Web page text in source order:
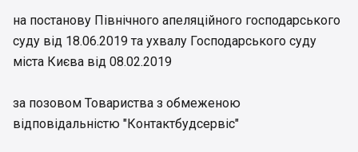
на постанову Північного апеляційного господарського
суду від 18.06.2019 та ухвалу Господарського суду
міста Києва від 08.02.2019
за позовом Товариства з обмеженою
відповідальністю "Контактбудсервіс"